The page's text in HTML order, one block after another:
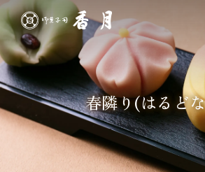
春隣り(はるど